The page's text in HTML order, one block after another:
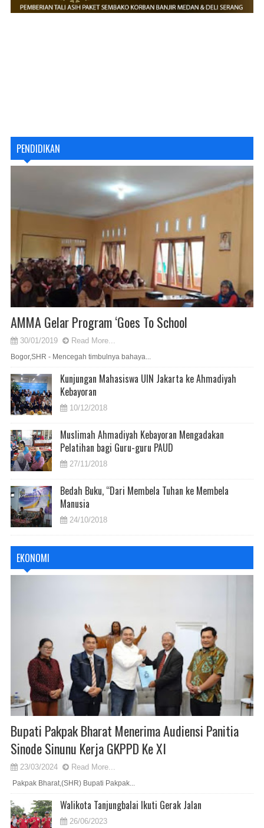
PENDIDIKAN
AMMA Gelar Program ‘Goes To School
30/01/2019 Read More...
Bogor,SHR - Mencegah timbulnya bahaya...
Kunjungan Mahasiswa UIN Jakarta ke Ahmadiyah
Kebayoran
10/12/2018
Muslimah Ahmadiyah Kebayoran Mengadakan
Pelatihan bagi Guru-guru PAUD
27/11/2018
Bedah Buku, “Dari Membela Tuhan ke Membela
Manusia
24/10/2018
EKONOMI
Bupati Pakpak Bharat Menerima Audiensi Panitia
Sinode Sinunu Kerja GKPPD Ke XI
23/03/2024 Read More...
Pakpak Bharat,(SHR) Bupati Pakpak...
Walikota Tanjungbalai Ikuti Gerak Jalan
26/06/2023